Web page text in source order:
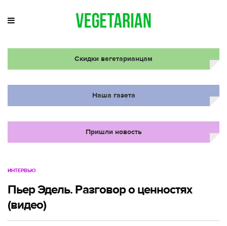
Скидки вегетарианцам
Наша газета
Пришли новость
ИНТЕРВЬЮ
Пьер Эдель. Разговор о ценностях
(видео)